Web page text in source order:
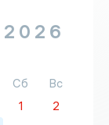
2026
Сб
Вс
1
2